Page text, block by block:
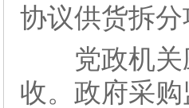
协议供货拆
党政机关应
收。政府采